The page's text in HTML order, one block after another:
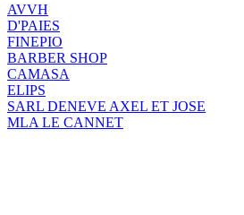
AVVH
D'PAIES
FINEPIO
BARBER SHOP
CAMASA
ELIPS
SARL DENEVE AXEL ET JOSE
MLA LE CANNET